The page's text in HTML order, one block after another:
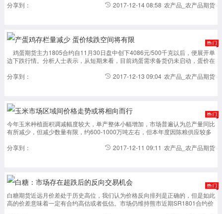
变，出口量略降，以至于期末库存...
分享到： 农产品_农产品期货
2017-12-14 08:58
产蛋鸡存栏量减少 蛋价续跌空间将有限
鸡蛋期货主力1805合约自11月30日盘中创下4086元/500千克以后，便展开单
边下跌行情。分析人士表示，从短期来看，目前鸡蛋需求备货仍未启动，蛋价在
到近期鸡蛋供给仍将趋...
分享到： 农产品_农产品期货
2017-12-13 09:04
玉米市场区域间价格走势或将相向而行
今年玉米种植面积调减幅度较大，单产整体小幅增加，市场普遍认为总产量同比
有所减少，但减少数量有限，约600-1000万吨左右，但本年度因陈粮供应较多
区价格却一涨再涨十分抢...
分享到： 农产品_农产品期货
2017-12-11 09:11
白糖：市场存在超跌后的反向交易机会
白糖期货近远月价差处于历史高位，我们认为价格反向排列是正确的，但是如此
高的价差意味着一定有合约高估或者低估。市场仍维持熊市近期SR1801合约价